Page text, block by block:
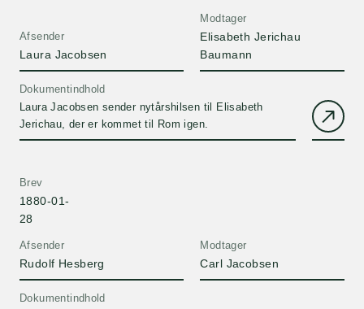
Afsender
Laura Jacobsen
Modtager
Elisabeth Jerichau
Baumann
Dokumentindhold
Laura Jacobsen sender nytårshilsen til Elisabeth
Jerichau, der er kommet til Rom igen.
Afsender
Rudolf Hesberg
Brev
1880-01-
28
Modtager
Carl Jacobsen
Dokumentindhold